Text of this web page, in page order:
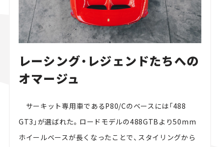
レーシング・レジェンドたちへの
オマージュ
サーキット専用車であるP80/Cのベースには「488
GT3」が選ばれた。ロードモデルの488GTBより50mm
ホイールベースが長くなったことで、スタイリングから